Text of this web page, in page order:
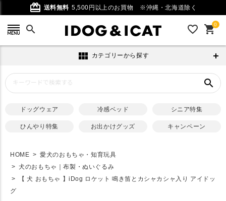
card_giftcard 送料無料 5,500円以上のお買物 ※沖縄・北海道除く
search favorite_outline 0
shopping_cart
view_module カテゴリーから探す
search
ドッグウェア 冷感ベッド シニア特集
ひんやり特集 お出かけグッズ キャンペーン
HOME
愛犬のおもちゃ・知育玩具
犬のおもちゃ｜布製・ぬいぐるみ
【 犬 おもちゃ 】iDog ロケット 鳴き笛とカシャカシャ入り アイドッ
グ